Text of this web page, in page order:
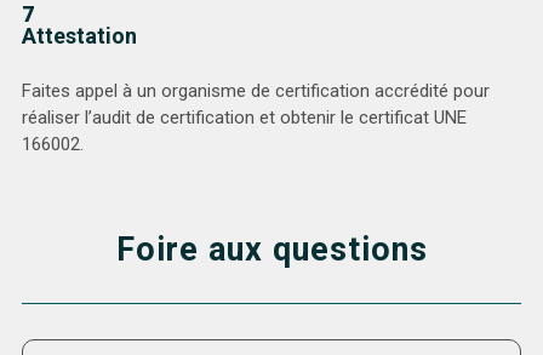
7
Attestation
Faites appel à un organisme de certification accrédité pour
réaliser l’audit de certification et obtenir le certificat UNE
166002.
Foire aux questions